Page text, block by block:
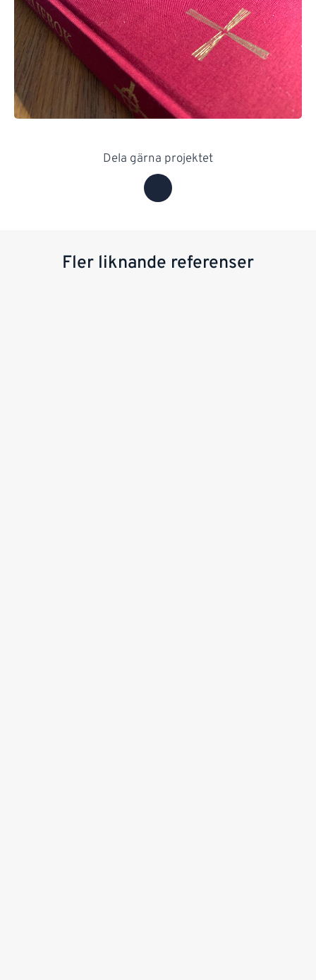
Dela gärna projektet
Fler liknande referenser